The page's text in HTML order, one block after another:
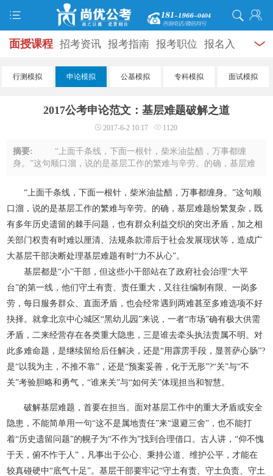
面授课程 招考资讯 报考指南 报考职位 报名入
口 打准考证 成绩查询 面试公告 录用公示 辅导
学员风采 名师团队
服务信息
行测模拟 申论模拟 公基模拟 专科模拟 面试模拟
2017公考申论范文：基层难题破解之道
2017-6-2 10:17 1120
摘要:
“上面千条线，下面一根针，柴米油盐醋，万事都缠
身。”这句顺口溜，说的是基层工作的繁难与辛劳。的确，基层难
的突出矛盾，加之相关部门权责有时难以 ...
“上面千条线，下面一根针，柴米油盐醋，万事都缠身。”这句顺
口溜，说的是基层工作的繁难与辛劳。的确，基层难题纷繁复杂，既
有多年历史遗留的棘手问题，也有群众利益交织的突出矛盾，加之相
关部门权责有时难以厘清、法规条款滞后于社会发展现状等，造成广
大基层干部决断处理基层难题有时“力不从心”。
基层都是“小”干部，但这些小干部站在了政府社会治理“大平
台”的第一线，他们守土有责、责任重大，又往往编制有限、一岗多
劳，每日服务群众、直面矛盾，也会经常遇到两难甚至多难选项不好
抉择。就拿北京中心城区“黑幼儿园”来说，一者“市场”确有极大供需
矛盾，二来经营存在各类重大隐患，三是谁去牵头执法责属不明。对
此多难命题，是继续留给后任解决，还是“用霹雳手段，显菩萨心肠”?
是“以我为主，不推不靠”，还是“预案妥善，化于无形”?“关”与“不
关”考验胆略和勇气，“谁来关”与“如何关”体现担当和智慧。
破解基层难题，首要在担当。面对基层工作中的重大矛盾或安全
隐患，不能简单用一句“这不是属地责任”来“退避三舍”，也不能打
着“历史遗留问题”的幌子为“不作为”找到合理借口。古人讲，“仰不愧
于天，俯不怍于人”，凡事出于公心、秉持公道、维护公平，才能在
较真碰硬中“底气十足”。基层干部要牢记“守土有责、守土负责、守土